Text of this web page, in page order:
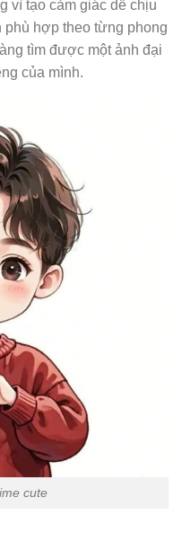
vì tạo cảm giác dễ chịu
hợp theo từng phong
tìm được một ảnh đại
của mình.
cute